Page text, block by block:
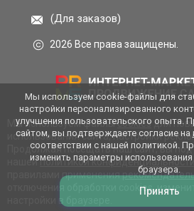
(Для заказов)
2026 Все права защищены.
Мы используем файлыcookies для
использования сайта, настройки
Продолжая посещать наш сайт, вы
нашейполитикой
правилами применения
отключения обработки cookies,
настройки в браузере.
Мы используем cookie-файлы для
настройки персонализированного
улучшения пользовательского опыта.
сайтом, вы подтверждаете согласие на
соответствии с нашей политикой.
изменить параметры
браузера.
Принять